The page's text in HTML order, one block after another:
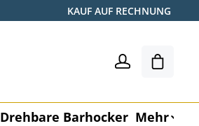
KAUF AUF RECHNUNG
Drehbare Barhocker Mehr